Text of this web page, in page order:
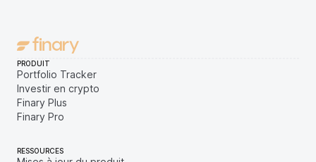
PRODUIT
Portfolio Tracker
Investir en crypto
Finary Plus
Finary Pro
RESSOURCES